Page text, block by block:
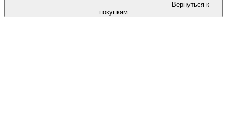
Вернуться к
покупкам